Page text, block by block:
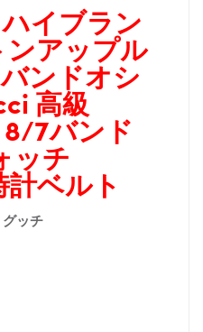
ハイブラン
ンアップル
ンドオシ
高級
7バンド
ッチ
ベルト
ッチ